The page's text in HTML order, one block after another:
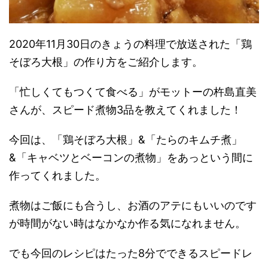
2020年11月30日のきょうの料理で放送された「鶏
そぼろ大根」の作り方をご紹介します。
「忙しくてもつくて食べる」がモットーの杵島直美
さんが、スピード煮物3品を教えてくれました！
今回は、「鶏そぼろ大根」&「たらのキムチ煮」
&「キャベツとベーコンの煮物」をあっという間に
作ってくれました。
煮物はご飯にも合うし、お酒のアテにもいいのです
が時間がない時はなかなか作る気になれません。
でも今回のレシピはたった8分でできるスピードレ